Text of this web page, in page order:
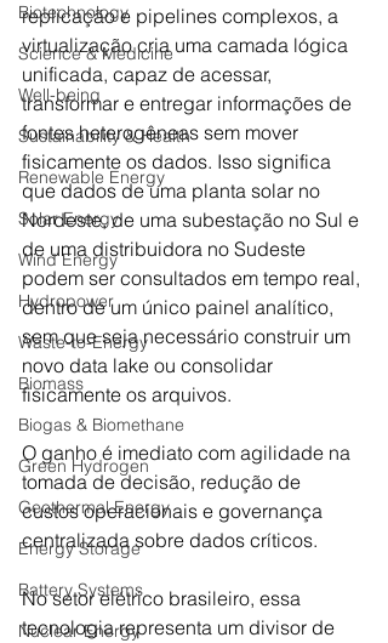
Biotechnology
Science & Medicine
Well-being
Sustainability & Health
Renewable Energy
Solar Energy
Wind Energy
Hydropower
Waste-to-Energy
Biomass
Biogas & Biomethane
Green Hydrogen
Geothermal Energy
Energy Storage
Battery Systems
Nuclear Energy
replicação e pipelines complexos, a
virtualização cria uma camada lógica
unificada, capaz de acessar,
transformar e entregar informações de
fontes heterogêneas sem mover
fisicamente os dados. Isso significa
que dados de uma planta solar no
Nordeste, de uma subestação no Sul e
de uma distribuidora no Sudeste
podem ser consultados em tempo real,
dentro de um único painel analítico,
sem que seja necessário construir um
novo data lake ou consolidar
fisicamente os arquivos.
O ganho é imediato com agilidade na
tomada de decisão, redução de
custos operacionais e governança
centralizada sobre dados críticos.
No setor elétrico brasileiro, essa
tecnologia representa um divisor de